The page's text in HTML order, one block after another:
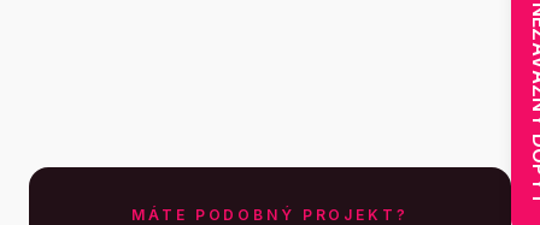
MÁTE PODOBNÝ PROJEKT?